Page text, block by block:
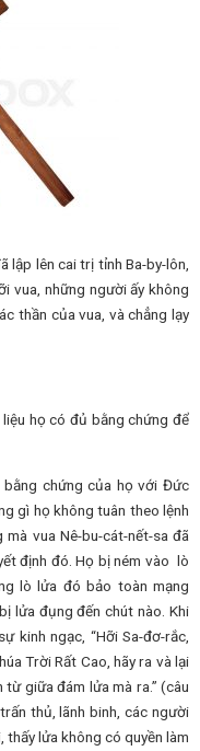
lập lên cai trị tỉnh Ba-by-lôn,
vua, những người ấy không
thần của vua, và chẳng lạy
họ có đủ bằng chứng để
bằng chứng của họ với Đức
gì họ không tuân theo lệnh
vua Nê-bu-cát-nết-sa đã
định đó. Họ bị ném vào lò
lò lửa đó bảo toàn mạng
lửa đụng đến chút nào. Khi
kinh ngạc, “Hỡi Sa-đơ-rắc,
Trời Rất Cao, hãy ra và lại
giữa đám lửa mà ra.” (câu
thủ, lãnh binh, các người
thấy lửa không có quyền làm